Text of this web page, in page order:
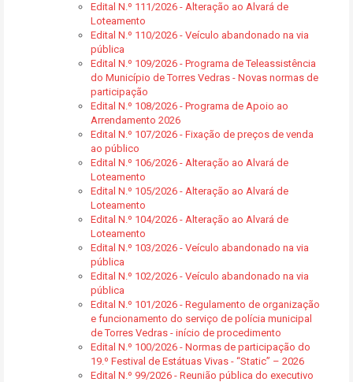
Edital N.º 111/2026 - Alteração ao Alvará de
Loteamento
Edital N.º 110/2026 - Veículo abandonado na via
pública
Edital N.º 109/2026 - Programa de Teleassistência
do Município de Torres Vedras - Novas normas de
participação
Edital N.º 108/2026 - Programa de Apoio ao
Arrendamento 2026
Edital N.º 107/2026 - Fixação de preços de venda
ao público
Edital N.º 106/2026 - Alteração ao Alvará de
Loteamento
Edital N.º 105/2026 - Alteração ao Alvará de
Loteamento
Edital N.º 104/2026 - Alteração ao Alvará de
Loteamento
Edital N.º 103/2026 - Veículo abandonado na via
pública
Edital N.º 102/2026 - Veículo abandonado na via
pública
Edital N.º 101/2026 - Regulamento de organização
e funcionamento do serviço de polícia municipal
de Torres Vedras - início de procedimento
Edital N.º 100/2026 - Normas de participação do
19.º Festival de Estátuas Vivas - “Static” – 2026
Edital N.º 99/2026 - Reunião pública do executivo